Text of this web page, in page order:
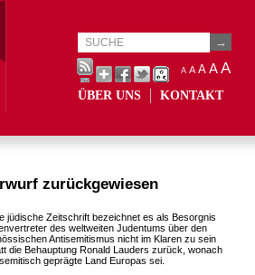
A A A AA
ÜBER UNS KONTAKT
zurückgewiesen
jüdische Zeitschrift bezeichnet es als Besorgnis
des weltweiten Judentums über den
Antisemitismus nicht im Klaren zu sein
die Behauptung Ronald Lauders zurück, wonach
geprägte Land Europas sei.